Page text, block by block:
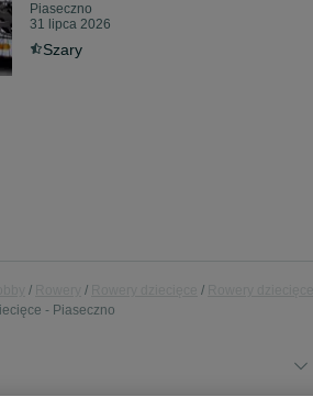
Piaseczno
31 lipca 2026
Szary
- Piaseczno